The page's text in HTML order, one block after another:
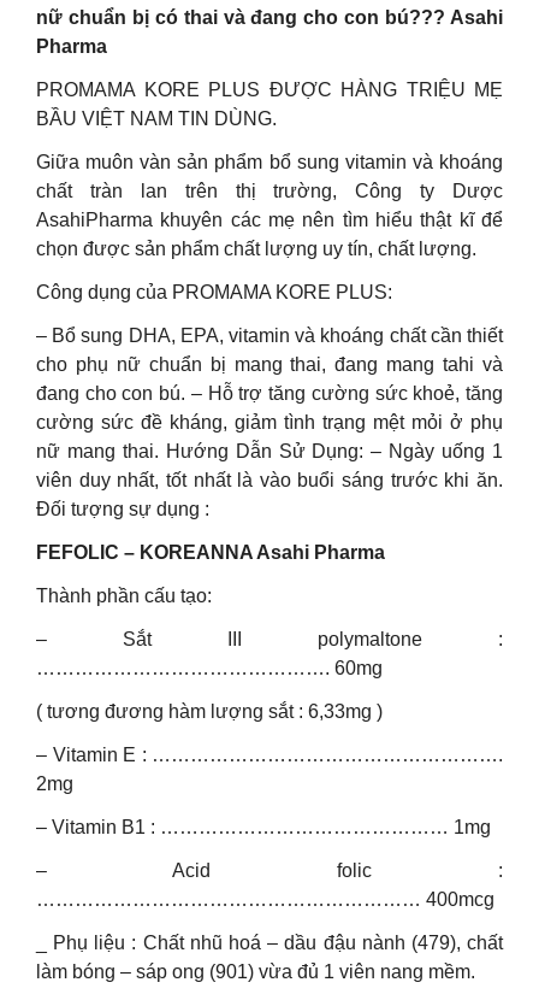
nữ chuẩn bị có thai và đang cho con bú??? Asahi
Pharma
PROMAMA KORE PLUS ĐƯỢC HÀNG TRIỆU MẸ
BẦU VIỆT NAM TIN DÙNG.
Giữa muôn vàn sản phẩm bổ sung vitamin và khoáng
chất tràn lan trên thị trường, Công ty Dược
AsahiPharma khuyên các mẹ nên tìm hiểu thật kĩ để
chọn được sản phẩm chất lượng uy tín, chất lượng.
Công dụng của PROMAMA KORE PLUS:
– Bổ sung DHA, EPA, vitamin và khoáng chất cần thiết
cho phụ nữ chuẩn bị mang thai, đang mang tahi và
đang cho con bú. – Hỗ trợ tăng cường sức khoẻ, tăng
cường sức đề kháng, giảm tình trạng mệt mỏi ở phụ
nữ mang thai. Hướng Dẫn Sử Dụng: – Ngày uống 1
viên duy nhất, tốt nhất là vào buổi sáng trước khi ăn.
Đối tượng sự dụng :
FEFOLIC – KOREANNA Asahi Pharma
Thành phần cấu tạo:
– Sắt III polymaltone :
………………………………………. 60mg
( tương đương hàm lượng sắt : 6,33mg )
– Vitamin E : ……………………………………………….
2mg
– Vitamin B1 : ……………………………………… 1mg
– Acid folic :
…………………………………………………… 400mcg
_ Phụ liệu : Chất nhũ hoá – dầu đậu nành (479), chất
làm bóng – sáp ong (901) vừa đủ 1 viên nang mềm.